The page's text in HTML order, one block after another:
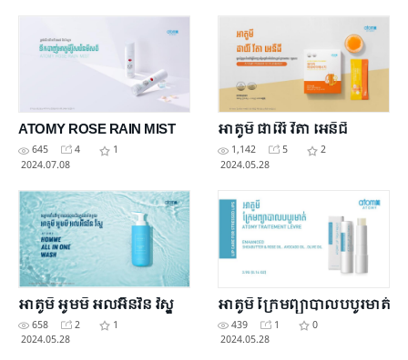
ATOMY ROSE RAIN MIST
645 4
1
2024.07.08
អាតូមី ផាវើរ៍ វីតា អេនឺជី
1,142 5
2
2024.05.28
អាតូមី អូមមឹ អលអ៊ីនវ័ន វ៉ស្ហ
658 2
1
2024.05.28
អាតូមី ក្រែមព្យាបាលបបូរមាត់
439 1
0
2024.05.28